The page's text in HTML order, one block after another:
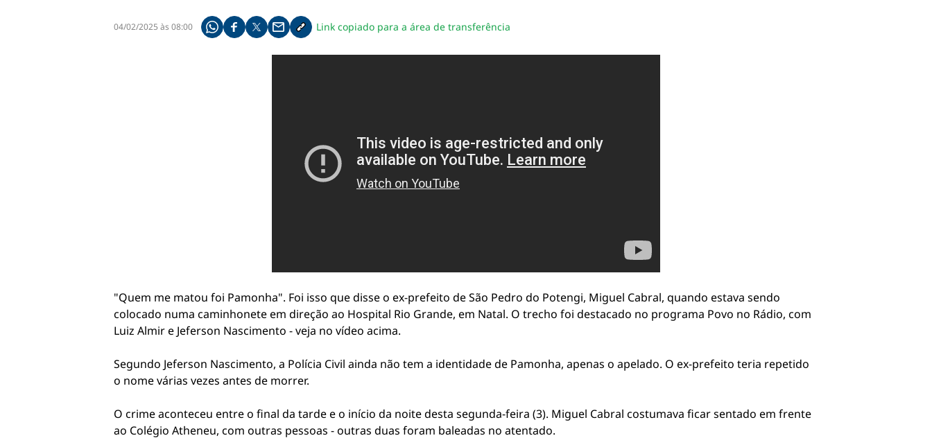
04/02/2025 às 08:00 Compartilhe pelo whatsapp
Compartilhar no facebook
Compartilhar no twitter
Compartilhe pelo email
Copiar link da notícia
Link copiado para a área de transferência
"Quem me matou foi Pamonha". Foi isso que disse o ex-prefeito de São Pedro do Potengi, Miguel Cabral, quando estava sendo
colocado numa caminhonete em direção ao Hospital Rio Grande, em Natal. O trecho foi destacado no programa Povo no Rádio, com
Luiz Almir e Jeferson Nascimento - veja no vídeo acima.
Segundo Jeferson Nascimento, a Polícia Civil ainda não tem a identidade de Pamonha, apenas o apelado. O ex-prefeito teria repetido
o nome várias vezes antes de morrer.
O crime aconteceu entre o final da tarde e o início da noite desta segunda-feira (3). Miguel Cabral costumava ficar sentado em frente
ao Colégio Atheneu, com outras pessoas - outras duas foram baleadas no atentado.